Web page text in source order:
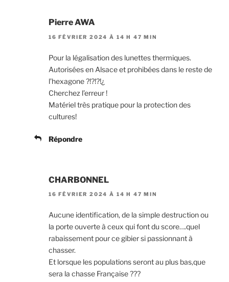
Pierre AWA
16 FÉVRIER 2024 À 14 H 47 MIN
Pour la légalisation des lunettes thermiques.
Autorisées en Alsace et prohibées dans le reste de
l’hexagone ?!?!?!¿
Cherchez l’erreur !
Matériel très pratique pour la protection des
cultures!
Répondre
CHARBONNEL
16 FÉVRIER 2024 À 14 H 47 MIN
Aucune identification, de la simple destruction ou
la porte ouverte à ceux qui font du score….quel
rabaissement pour ce gibier si passionnant à
chasser.
Et lorsque les populations seront au plus bas,que
sera la chasse Française ???